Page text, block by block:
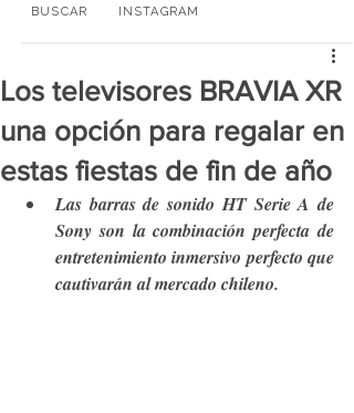
BUSCAR INSTAGRAM
Los televisores BRAVIA XR
una opción para regalar en
estas fiestas de fin de año
Las barras de sonido HT Serie A de
Sony son la combinación perfecta de
entretenimiento inmersivo perfecto que
cautivarán al mercado chileno.